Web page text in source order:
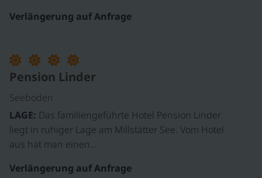
Verlängerung auf Anfrage
Pension Linder
Seeboden
LAGE: Das familiengeführte Hotel Pension Linder
liegt in ruhiger Lage am Millstätter See. Vom Hotel
aus hat man einen…
Verlängerung auf Anfrage